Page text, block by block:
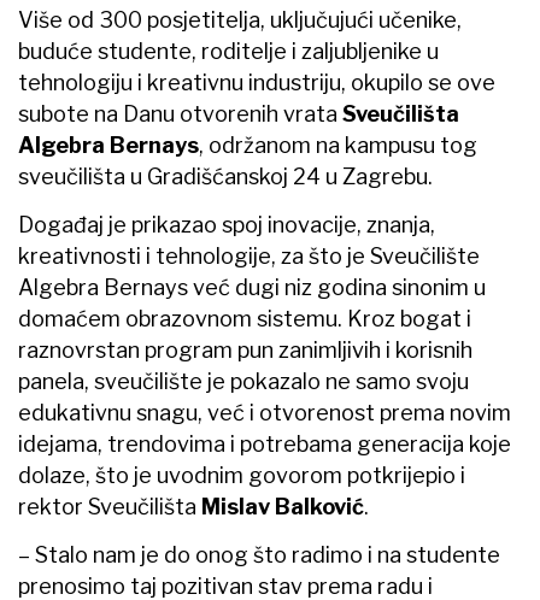
Više od 300 posjetitelja, uključujući učenike,
buduće studente, roditelje i zaljubljenike u
tehnologiju i kreativnu industriju, okupilo se ove
subote na Danu otvorenih vrata Sveučilišta
Algebra Bernays, održanom na kampusu tog
sveučilišta u Gradišćanskoj 24 u Zagrebu.
Događaj je prikazao spoj inovacije, znanja,
kreativnosti i tehnologije, za što je Sveučilište
Algebra Bernays već dugi niz godina sinonim u
domaćem obrazovnom sistemu. Kroz bogat i
raznovrstan program pun zanimljivih i korisnih
panela, sveučilište je pokazalo ne samo svoju
edukativnu snagu, već i otvorenost prema novim
idejama, trendovima i potrebama generacija koje
dolaze, što je uvodnim govorom potkrijepio i
rektor Sveučilišta Mislav Balković.
– Stalo nam je do onog što radimo i na studente
prenosimo taj pozitivan stav prema radu i